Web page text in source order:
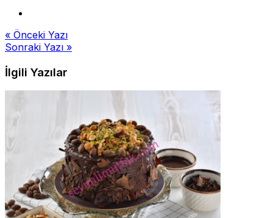
Yazı
gezinmesi
« Önceki Yazı
Sonraki Yazı »
İlgili Yazılar